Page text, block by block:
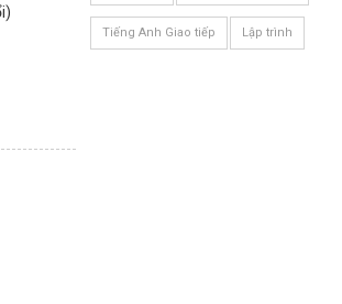
Tiếng Anh Giao tiếp Lập trình